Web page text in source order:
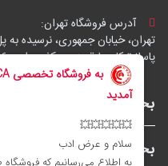
آدرس فروشگاه تهران:
تهران، خیابان جمهوری، نرسیده به
پاساژ توکل، طبقه زیرهمکف، واحد B6 (تاپ ترونیک)
بخش‌های فروشگاه
بخش‌های سایت